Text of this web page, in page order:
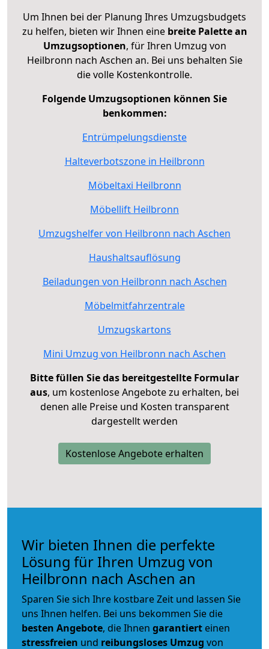
Um Ihnen bei der Planung Ihres Umzugsbudgets
zu helfen, bieten wir Ihnen eine breite Palette an
Umzugsoptionen, für Ihren Umzug von
Heilbronn nach Aschen an. Bei uns behalten Sie
die volle Kostenkontrolle.
Folgende Umzugsoptionen können Sie
benkommen:
Entrümpelungsdienste
Halteverbotszone in Heilbronn
Möbeltaxi Heilbronn
Möbellift Heilbronn
Umzugshelfer von Heilbronn nach Aschen
Haushaltsauflösung
Beiladungen von Heilbronn nach Aschen
Möbelmitfahrzentrale
Umzugskartons
Mini Umzug von Heilbronn nach Aschen
Bitte füllen Sie das bereitgestellte Formular
aus, um kostenlose Angebote zu erhalten, bei
denen alle Preise und Kosten transparent
dargestellt werden
Kostenlose Angebote erhalten
Wir bieten Ihnen die perfekte
Lösung für Ihren Umzug von
Heilbronn nach Aschen an
Sparen Sie sich Ihre kostbare Zeit und lassen Sie
uns Ihnen helfen. Bei uns bekommen Sie die
besten Angebote, die Ihnen garantiert einen
stressfreien und reibungsloses Umzug von